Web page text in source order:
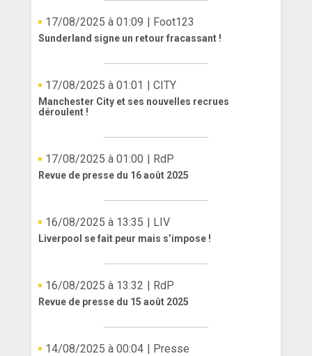
17/08/2025 à 01:09 | Foot123
Sunderland signe un retour fracassant !
17/08/2025 à 01:01 | CITY
Manchester City et ses nouvelles recrues
déroulent !
17/08/2025 à 01:00 | RdP
Revue de presse du 16 août 2025
16/08/2025 à 13:35 | LIV
Liverpool se fait peur mais s’impose !
16/08/2025 à 13:32 | RdP
Revue de presse du 15 août 2025
14/08/2025 à 00:04 | Presse